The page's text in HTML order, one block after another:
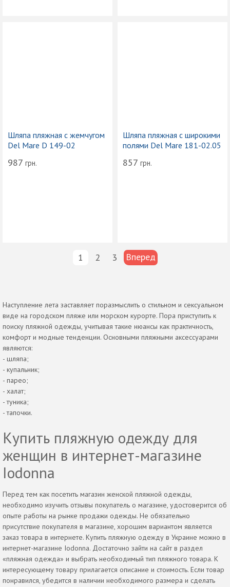
Шляпа пляжная с жемчугом
Del Mare D 149-02
987 грн.
Шляпа пляжная с широкими
полями Del Mare 181-02.05
857 грн.
1 2 3 Вперед
Наступление лета заставляет поразмыслить о стильном и сексуальном
виде на городском пляже или морском курорте. Пора приступить к
поиску пляжной одежды, учитывая такие нюансы как практичность,
комфорт и модные тенденции. Основными пляжными аксессуарами
являются:
- шляпа;
- купальник;
- парео;
- халат;
- туника;
- тапочки.
Купить пляжную одежду для
женщин в интернет-магазине
Iodonna
Перед тем как посетить магазин женской пляжной одежды,
необходимо изучить отзывы покупатель о магазине, удостоверится об
опыте работы на рынке продажи одежды. Не обязательно
присутствие покупателя в магазине, хорошим вариантом является
заказ товара в интернете. Купить пляжную одежду в Украине можно в
интернет-магазине Iodonna. Достаточно зайти на сайт в раздел
«пляжная одежда» и выбрать необходимый тип пляжного товара. К
интересующему товару прилагается описание и стоимость. Если товар
понравился, убедится в наличии необходимого размера и сделать